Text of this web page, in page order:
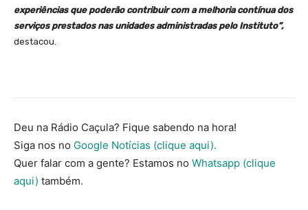
experiências que poderão contribuir com a melhoria contínua dos
serviços prestados nas unidades administradas pelo Instituto”,
destacou.
Deu na Rádio Caçula? Fique sabendo na hora!
Siga nos no Google Notícias (clique aqui).
Quer falar com a gente? Estamos no Whatsapp (clique
aqui) também.